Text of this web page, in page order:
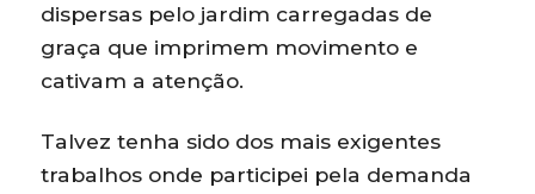
dispersas pelo jardim carregadas de
graça que imprimem movimento e
cativam a atenção.
Talvez tenha sido dos mais exigentes
trabalhos onde participei pela demanda